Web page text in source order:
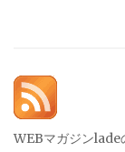
WEBマガジンlade